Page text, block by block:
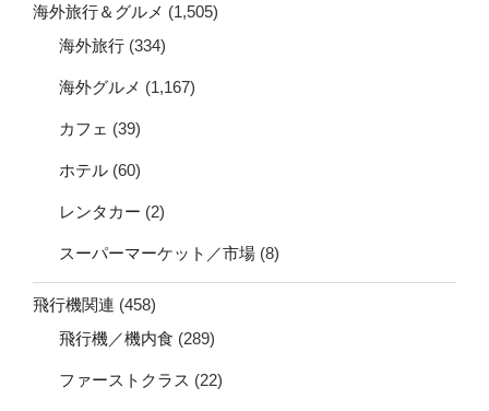
海外旅行＆グルメ (1,505)
海外旅行 (334)
海外グルメ (1,167)
カフェ (39)
ホテル (60)
レンタカー (2)
スーパーマーケット／市場 (8)
飛行機関連 (458)
飛行機／機内食 (289)
ファーストクラス (22)